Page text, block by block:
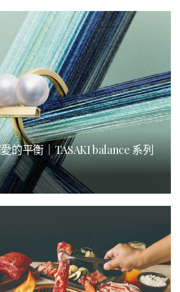
的平衡｜TASAKI balance 系列